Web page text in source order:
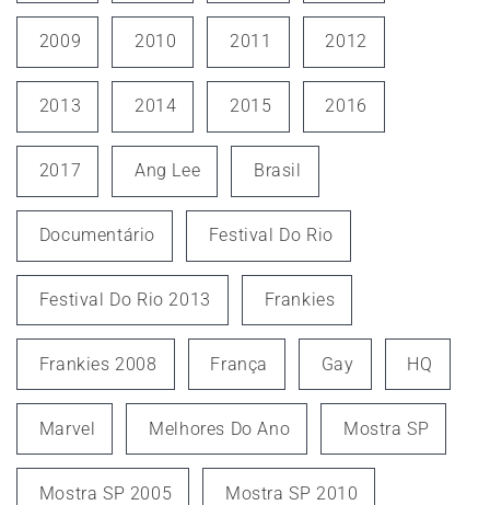
2009 2010 2011 2012
2013 2014 2015 2016
2017 Ang Lee Brasil
Documentário Festival Do Rio
Festival Do Rio 2013 Frankies
Frankies 2008 França Gay HQ
Marvel Melhores Do Ano Mostra SP
Mostra SP 2005 Mostra SP 2010